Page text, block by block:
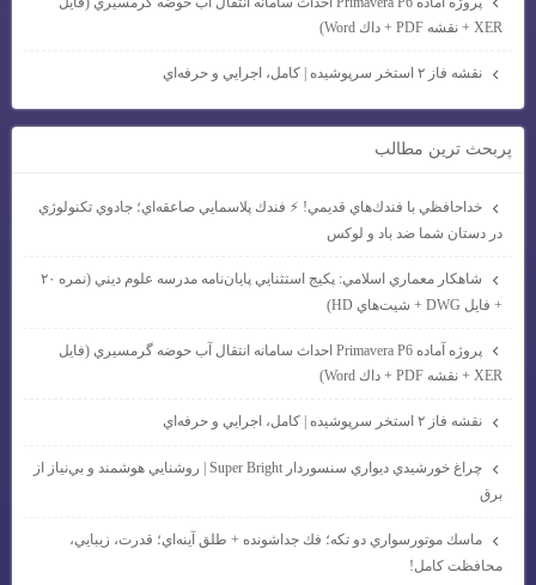
XER + نقشه PDF + داك Word)
نقشه فاز ۲ استخر سرپوشيده | كامل، اجرايي و حرفه‌اي
پربحث ترين مطالب
خداحافظي با فندك‌هاي قديمي! ⚡ فندك پلاسمايي صاعقه‌اي؛ جادوي تكنولوژي
در دستان شما ضد باد و لوكس
شاهكار معماري اسلامي: پكيج استثنايي پايان‌نامه مدرسه علوم ديني (نمره ۲۰
+ فايل DWG + شيت‌هاي HD)
پروژه آماده Primavera P6 احداث سامانه انتقال آب حوضه گرمسيري (فايل
XER + نقشه PDF + داك Word)
نقشه فاز ۲ استخر سرپوشيده | كامل، اجرايي و حرفه‌اي
چراغ خورشيدي ديواري سنسوردار Super Bright | روشنايي هوشمند و بي‌نياز از
برق
ماسك موتورسواري دو تكه؛ فك جداشونده + طلق آينه‌اي؛ قدرت، زيبايي،
محافظت كامل!